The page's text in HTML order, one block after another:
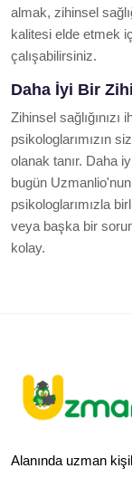
almak, zihinsel
kalitesi elde etmek
çalışabilirsiniz.
Daha İyi Bir
Zihinsel
psikologlarımızın
olanak tanır. Daha
bugün
psikologlarımızla
veya başka bir
kolay.
Alanında uzman